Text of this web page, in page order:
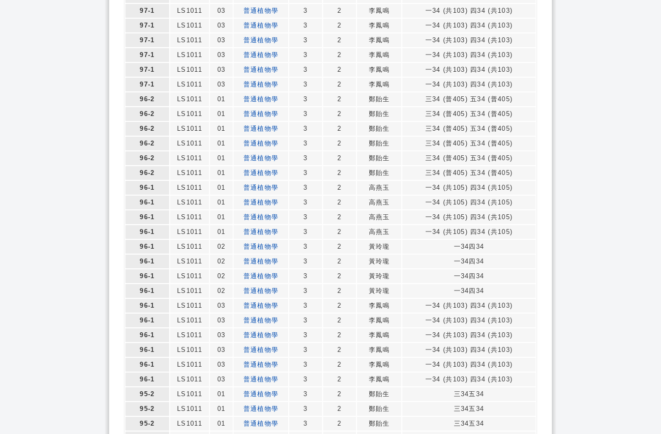
97-1
LS1011 03 普通植物學 3 2 李鳳鳴
一34 (共103) 四34 (共103)
97-1
LS1011 03 普通植物學 3 2 李鳳鳴
一34 (共103) 四34 (共103)
97-1
LS1011 03 普通植物學 3 2 李鳳鳴
一34 (共103) 四34 (共103)
97-1
LS1011 03 普通植物學 3 2 李鳳鳴
一34 (共103) 四34 (共103)
97-1
LS1011 03 普通植物學 3 2 李鳳鳴
一34 (共103) 四34 (共103)
97-1
LS1011 03 普通植物學 3 2 李鳳鳴
一34 (共103) 四34 (共103)
96-2
LS1011 01 普通植物學 3 2 鄭貽生
三34 (普405) 五34 (普405)
96-2
LS1011 01 普通植物學 3 2 鄭貽生
三34 (普405) 五34 (普405)
96-2
LS1011 01 普通植物學 3 2 鄭貽生
三34 (普405) 五34 (普405)
96-2
LS1011 01 普通植物學 3 2 鄭貽生
三34 (普405) 五34 (普405)
96-2
LS1011 01 普通植物學 3 2 鄭貽生
三34 (普405) 五34 (普405)
96-2
LS1011 01 普通植物學 3 2 鄭貽生
三34 (普405) 五34 (普405)
96-1
LS1011 01 普通植物學 3 2 高燕玉
一34 (共105) 四34 (共105)
96-1
LS1011 01 普通植物學 3 2 高燕玉
一34 (共105) 四34 (共105)
96-1
LS1011 01 普通植物學 3 2 高燕玉
一34 (共105) 四34 (共105)
96-1
LS1011 01 普通植物學 3 2 高燕玉
一34 (共105) 四34 (共105)
96-1
LS1011 02 普通植物學 3 2 黃玲瓏
一34四34
96-1
LS1011 02 普通植物學 3 2 黃玲瓏
一34四34
96-1
LS1011 02 普通植物學 3 2 黃玲瓏
一34四34
96-1
LS1011 02 普通植物學 3 2 黃玲瓏
一34四34
96-1
LS1011 03 普通植物學 3 2 李鳳鳴
一34 (共103) 四34 (共103)
96-1
LS1011 03 普通植物學 3 2 李鳳鳴
一34 (共103) 四34 (共103)
96-1
LS1011 03 普通植物學 3 2 李鳳鳴
一34 (共103) 四34 (共103)
96-1
LS1011 03 普通植物學 3 2 李鳳鳴
一34 (共103) 四34 (共103)
96-1
LS1011 03 普通植物學 3 2 李鳳鳴
一34 (共103) 四34 (共103)
96-1
LS1011 03 普通植物學 3 2 李鳳鳴
一34 (共103) 四34 (共103)
95-2
LS1011 01 普通植物學 3 2 鄭貽生
三34五34
95-2
LS1011 01 普通植物學 3 2 鄭貽生
三34五34
95-2
LS1011 01 普通植物學 3 2 鄭貽生
三34五34